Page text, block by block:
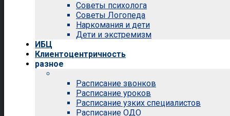
Советы психолога
Советы Логопеда
Наркомания и дети
Дети и экстремизм
ИБЦ
Клиентоцентричность
разное
Расписание звонков
Расписание уроков
Расписание узких специалистов
Расписание ОДО